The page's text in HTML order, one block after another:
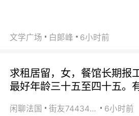
文学广场 白郞峰 6小时前
求租居留，女，餐馆长期报
最好年龄三十五至四十五。
闲聊法国 街友74434350 6小时前